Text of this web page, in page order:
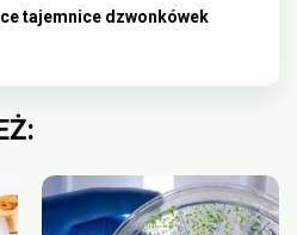
tajemnice dzwonkówek